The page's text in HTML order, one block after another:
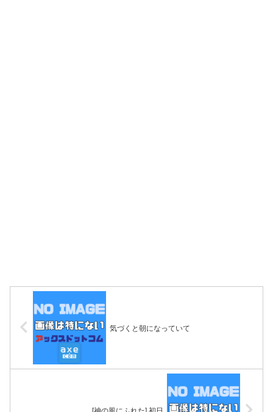
気づくと朝になっていて
[神の風にふれた] 初日